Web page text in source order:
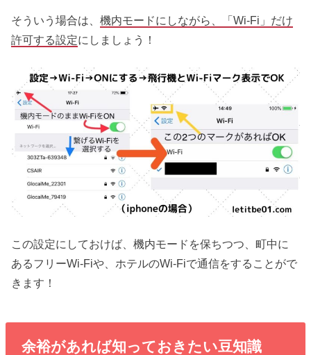
そういう場合は、機内モードにしながら、「Wi-Fi」だけ
許可する設定にしましょう！
この設定にしておけば、機内モードを保ちつつ、町中に
あるフリーWi-Fiや、ホテルのWi-Fiで通信をすることがで
きます！
余裕があれば知っておきたい豆知識